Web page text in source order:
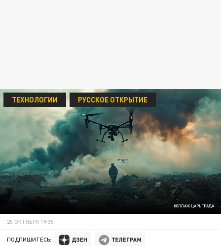
КОЛЛАЖ ЦАРЬГРАДА
ТЕХНОЛОГИИ РУССКОЕ ОТКРЫТИЕ
25 ОКТЯБРЯ 19:35
ПОДПИШИТЕСЬ: